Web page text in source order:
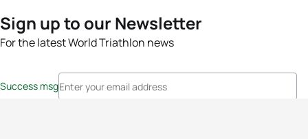
Sign up to our Newsletter
For the latest World Triathlon news
Success msg